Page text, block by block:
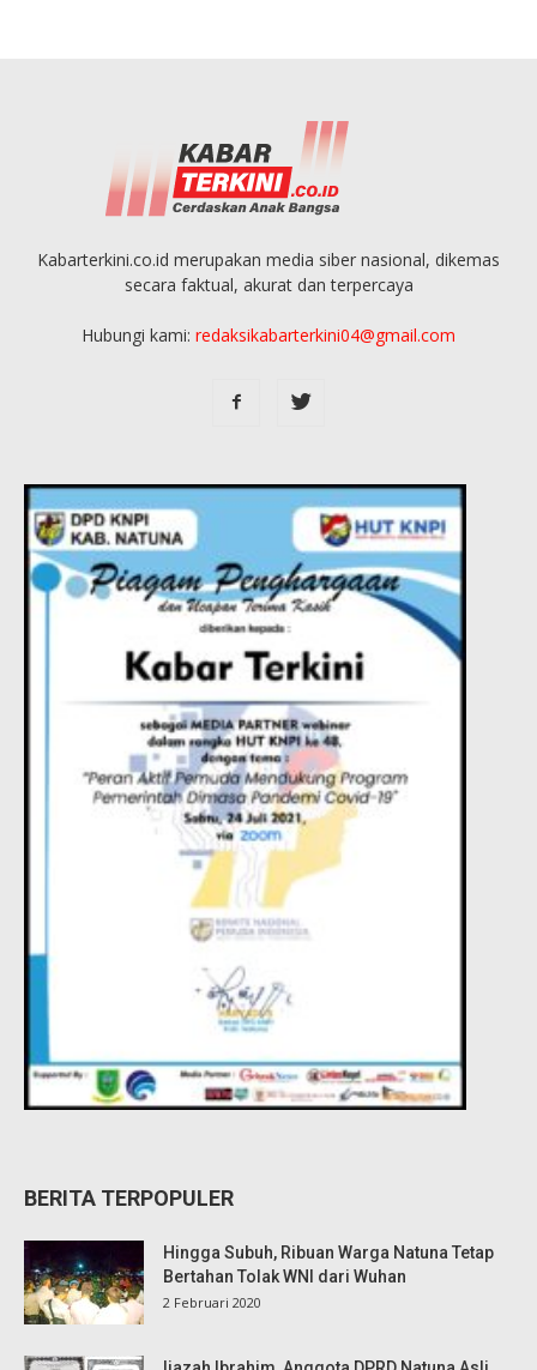
Kabarterkini.co.id merupakan media siber nasional, dikemas
secara faktual, akurat dan terpercaya
Hubungi kami: redaksikabarterkini04@gmail.com
BERITA TERPOPULER
Hingga Subuh, Ribuan Warga Natuna Tetap
Bertahan Tolak WNI dari Wuhan
2 Februari 2020